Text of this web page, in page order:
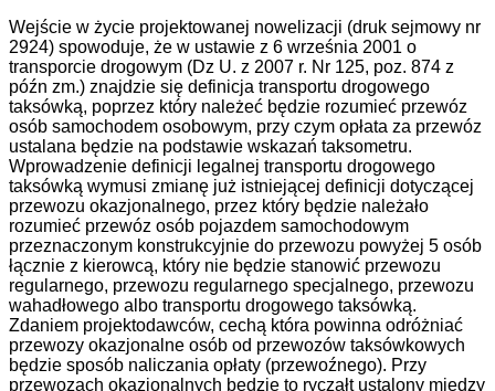
Wejście w życie projektowanej nowelizacji (druk sejmowy nr
2924) spowoduje, że w ustawie z 6 września 2001 o
transporcie drogowym (Dz U. z 2007 r. Nr 125, poz. 874 z
późn zm.) znajdzie się definicja transportu drogowego
taksówką, poprzez który należeć będzie rozumieć przewóz
osób samochodem osobowym, przy czym opłata za przewóz
ustalana będzie na podstawie wskazań taksometru.
Wprowadzenie definicji legalnej transportu drogowego
taksówką wymusi zmianę już istniejącej definicji dotyczącej
przewozu okazjonalnego, przez który będzie należało
rozumieć przewóz osób pojazdem samochodowym
przeznaczonym konstrukcyjnie do przewozu powyżej 5 osób
łącznie z kierowcą, który nie będzie stanowić przewozu
regularnego, przewozu regularnego specjalnego, przewozu
wahadłowego albo transportu drogowego taksówką.
Zdaniem projektodawców, cechą która powinna odróżniać
przewozy okazjonalne osób od przewozów taksówkowych
będzie sposób naliczania opłaty (przewoźnego). Przy
przewozach okazjonalnych będzie to ryczałt ustalony między